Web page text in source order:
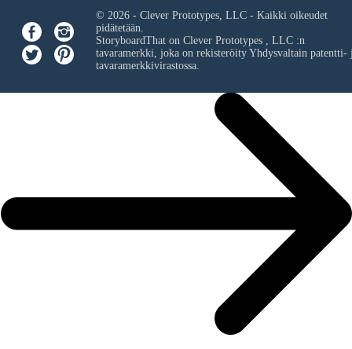
© 2026 - Clever Prototypes, LLC - Kaikki oikeudet
pidätetään.
StoryboardThat on Clever Prototypes , LLC:n
tavaramerkki, joka on rekisteröity Yhdysvaltain patentti-
tavaramerkkivirastossa.